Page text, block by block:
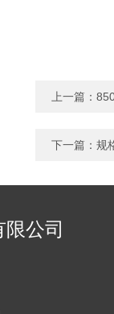
上一篇：
下一篇： 规
公司